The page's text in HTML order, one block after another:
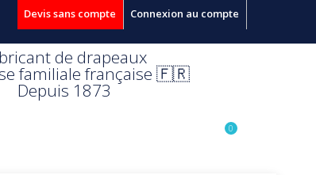
Connexion au compte
Devis sans compte
de drapeaux
familiale française 🇫🇷
Depuis 1873
0